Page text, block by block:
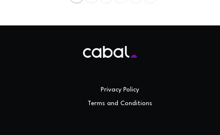
Privacy Policy
Terms and Conditions